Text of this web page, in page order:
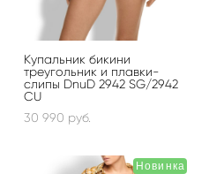
Купальник бикини
треугольник и плавки-
слипы DnuD 2942 SG/2942
CU
30 990 pуб.
Новинка